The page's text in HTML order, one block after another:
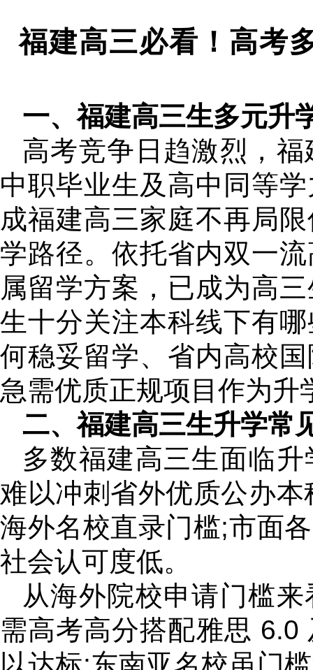
福建高三必看！高考
一、福建高三生多元升
高考竞争日趋激烈，
中职毕业生及高中同等
成福建高三家庭不再局
学路径。依托省内双一
属留学方案，已成为高
生十分关注本科线下有
何稳妥留学、省内高校
急需优质正规项目作为升
二、福建高三生升学常
多数福建高三生面临
难以冲刺省外优质公办
海外名校直录门槛;市面
社会认可度低。
从海外院校申请门槛
需高考高分搭配雅思 6.0